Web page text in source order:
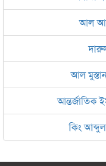
আল
আল
আন্তর্জাতিক
কিং